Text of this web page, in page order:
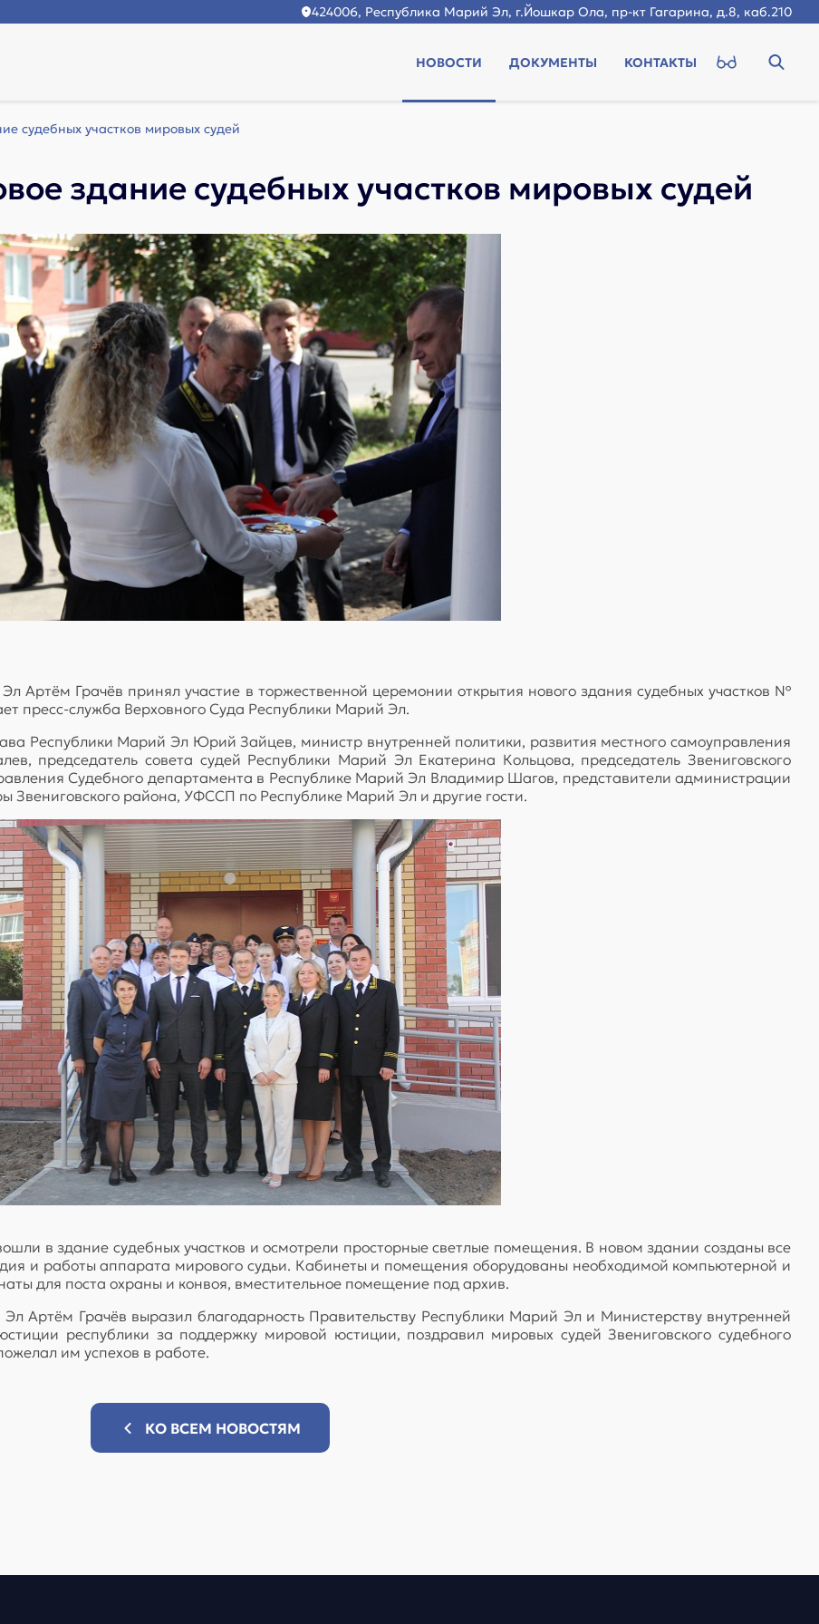
424006, Республика Марий Эл, г.Йошкар Ола, пр-кт Гагарина, д.8, каб.210
НОВОСТИ ДОКУМЕНТЫ КОНТАКТЫ
судебных участков мировых судей
здание судебных участков мировых судей
Артём Грачёв принял участие в торжественной церемонии открытия нового здания судебных участков №
пресс-служба Верховного Суда Республики Марий Эл.
Республики Марий Эл Юрий Зайцев, министр внутренней политики, развития местного самоуправления
председатель совета судей Республики Марий Эл Екатерина Кольцова, председатель Звениговского
Судебного департамента в Республике Марий Эл Владимир Шагов, представители администрации
Звениговского района, УФССП по Республике Марий Эл и другие гости.
в здание судебных участков и осмотрели просторные светлые помещения. В новом здании созданы все
и работы аппарата мирового судьи. Кабинеты и помещения оборудованы необходимой компьютерной и
для поста охраны и конвоя, вместительное помещение под архив.
Артём Грачёв выразил благодарность Правительству Республики Марий Эл и Министерству внутренней
республики за поддержку мировой юстиции, поздравил мировых судей Звениговского судебного
им успехов в работе.
КО ВСЕМ НОВОСТЯМ